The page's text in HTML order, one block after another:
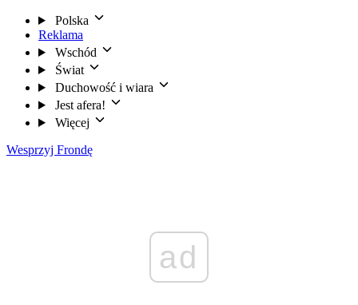
Polska
Reklama
Wschód
Świat
Duchowość i wiara
Jest afera!
Więcej
Wesprzyj Frondę
ad